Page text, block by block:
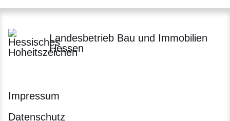
Landesbetrieb Bau und Immobilien
Hessen
Impressum
Datenschutz